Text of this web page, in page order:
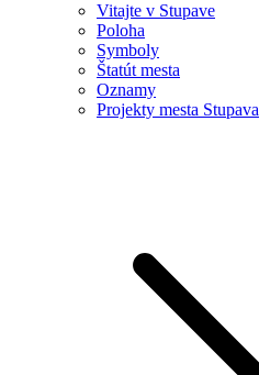
Vitajte v Stupave
Poloha
Symboly
Štatút mesta
Oznamy
Projekty mesta Stupava